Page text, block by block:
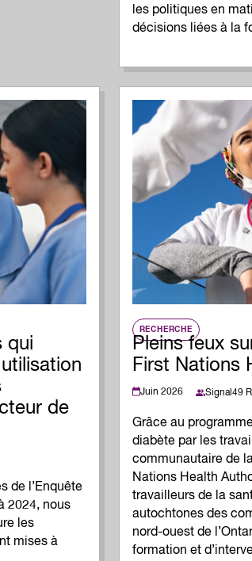
les politiques en
décisions liées à la
qui
de
de l’Enquête
2024, nous
les
mises à
RECHERCHE
Pleins feux
First Nations
Juin 2026 Signal49
Grâce au
diabète par les
communautaire de
Nations Health
travailleurs de la
autochtones des
nord-ouest de
formation et